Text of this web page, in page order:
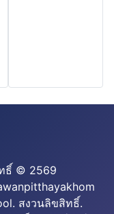
ธิ์ © 2569
สงวนลิขสิทธิ์.